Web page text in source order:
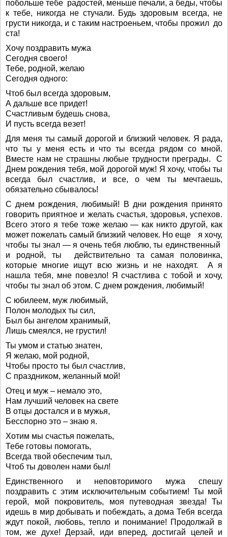
побольше тебе радостей, меньше печали, а беды, чтобы
к тебе, никогда не стучали. Будь здоровым всегда, не
грусти никогда, и с таким настроеньем, чтобы прожил до
ста!
Хочу поздравить мужа
Сегодня своего!
Тебе, родной, желаю
Сегодня одного:
Чтоб был всегда здоровым,
А дальше все придет!
Счастливым будешь снова,
И пусть всегда везет!
Для меня ты самый дорогой и близкий человек. Я рада,
что ты у меня есть и что ты всегда рядом со мной.
Вместе нам не страшны любые трудности преграды. С
Днем рождения тебя, мой дорогой муж! Я хочу, чтобы ты
всегда был счастлив, и все, о чем ты мечтаешь,
обязательно сбывалось!
С днем рождения, любимый! В дни рождения принято
говорить приятное и желать счастья, здоровья, успехов.
Всего этого я тебе тоже желаю — как никто другой, как
может пожелать самый близкий человек. Но еще я хочу,
чтобы ты знал — я очень тебя люблю, ты единственный
и родной, ты действительно та самая половинка,
которые многие ищут всю жизнь и не находят. А я
нашла тебя, мне повезло! Я счастлива с тобой и хочу,
чтобы ты знал об этом. С днем рождения, любимый!
С юбилеем, муж любимый,
Полон молодых ты сил,
Был бы ангелом хранимый,
Лишь смеялся, не грустил!
Ты умом и статью знатен,
Я желаю, мой родной,
Чтобы просто ты был счастлив,
С праздником, желанный мой!
Отец и муж – немало это,
Нам лучший человек на свете
В отцы достался и в мужья,
Бесспорно это – знаю я.
Хотим мы счастья пожелать,
Тебе готовы помогать,
Всегда твой обеспечим тыл,
Чтоб ты доволен нами был!
Единственного и неповторимого мужа спешу
поздравить с этим исключительным событием! Ты мой
герой, мой покровитель, моя путеводная звезда! Ты
идешь в мир добывать и побеждать, а дома Тебя всегда
ждут покой, любовь, тепло и понимание! Продолжай в
том, же духе! Дерзай, иди вперед, достигай целей и